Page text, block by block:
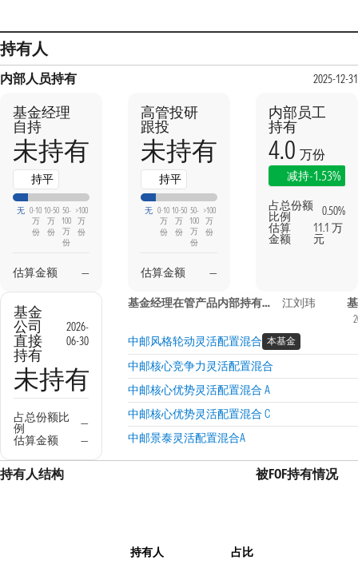
持有人
内部人员持有 2025-12-31
基金经理
自持
未持有
持平
无 0-10
万
份
10-50
万
份
50-
100
万
份
>100
万
份
估算金额 —
高管投研
跟投
未持有
持平
无 0-10
万
份
10-50
万
份
50-
100
万
份
>100
万
份
估算金额 —
内部员工
持有
4.0 万份
减持-1.53%
占总份额
比例
0.50%
估算
金额
11.1 万
元
基金
公司
直接
持有
2026-
06-30
未持有
占总份额比
例
—
估算金额
—
基金经理在管产品内部持有信息 江刘玮
中邮风格轮动灵活配置混合 本基金
中邮核心竞争力灵活配置混合
中邮核心优势灵活配置混合 A
中邮核心优势灵活配置混合 C
中邮景泰灵活配置混合A
持有人结构
持有人 占比
被FOF持有情况